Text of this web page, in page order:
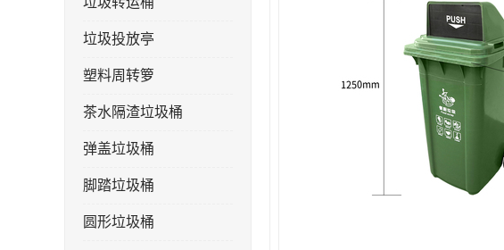
垃圾投放亭
塑料周转箩
茶水隔渣垃圾桶
弹盖垃圾桶
脚踏垃圾桶
圆形垃圾桶